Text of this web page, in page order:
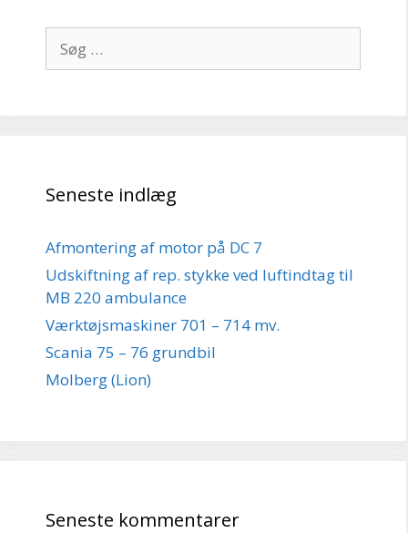
efter:
Seneste indlæg
Afmontering af motor på DC 7
Udskiftning af rep. stykke ved luftindtag til
MB 220 ambulance
Værktøjsmaskiner 701 – 714 mv.
Scania 75 – 76 grundbil
Molberg (Lion)
Seneste kommentarer